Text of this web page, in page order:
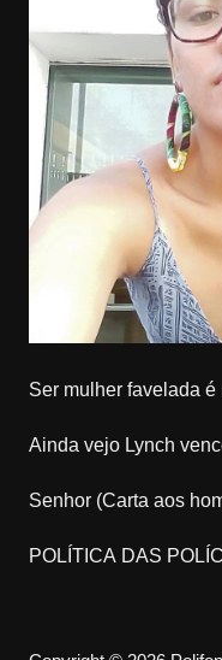
Ser mulher favelada é
Ainda vejo Lynch
Senhor (Carta aos
POLÍTICA DAS